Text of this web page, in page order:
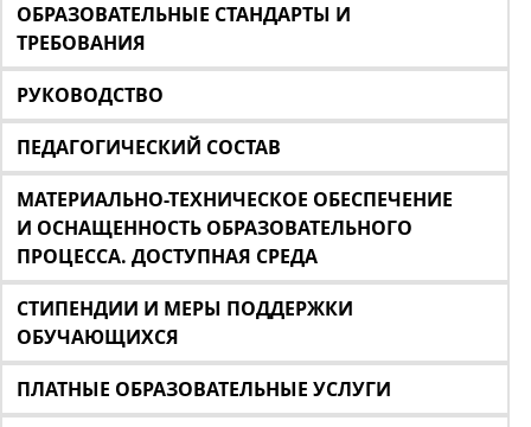
ОБРАЗОВАТЕЛЬНЫЕ СТАНДАРТЫ И
ТРЕБОВАНИЯ
РУКОВОДСТВО
ПЕДАГОГИЧЕСКИЙ СОСТАВ
МАТЕРИАЛЬНО-ТЕХНИЧЕСКОЕ ОБЕСПЕЧЕНИЕ
И ОСНАЩЕННОСТЬ ОБРАЗОВАТЕЛЬНОГО
ПРОЦЕССА. ДОСТУПНАЯ СРЕДА
СТИПЕНДИИ И МЕРЫ ПОДДЕРЖКИ
ОБУЧАЮЩИХСЯ
ПЛАТНЫЕ ОБРАЗОВАТЕЛЬНЫЕ УСЛУГИ